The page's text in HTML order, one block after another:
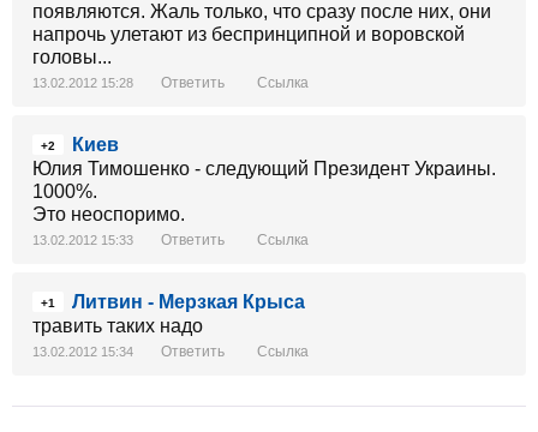
появляются. Жаль только, что сразу после них, они
напрочь улетают из беспринципной и воровской
головы...
13.02.2012 15:28 Ответить Ссылка
+2
Киев
Юлия Тимошенко - следующий Президент Украины.
1000%.
Это неоспоримо.
13.02.2012 15:33 Ответить Ссылка
+1
Литвин - Мерзкая Крыса
травить таких надо
13.02.2012 15:34 Ответить Ссылка